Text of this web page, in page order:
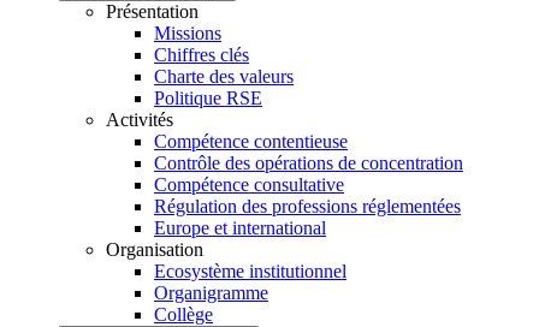
Présentation
Missions
Chiffres clés
Charte des valeurs
Politique RSE
Activités
Compétence contentieuse
Contrôle des opérations de concentration
Compétence consultative
Régulation des professions réglementées
Europe et international
Organisation
Ecosystème institutionnel
Organigramme
Collège